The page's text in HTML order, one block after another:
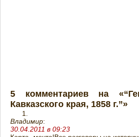
5 комментариев на
Кавказского края, 1858 г.”»
Владимир:
30.04.2011 в 09:23